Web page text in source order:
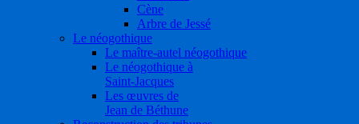
Cène
Arbre de Jessé
Le néogothique
Le maître-autel néogothique
Le néogothique à
Saint-Jacques
Les œuvres de
Jean de Béthune